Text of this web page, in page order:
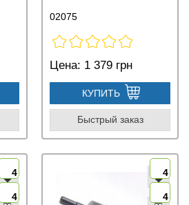
02075
Цена: 1 379 грн
КУПИТЬ
Быстрый заказ
4
4
4
4